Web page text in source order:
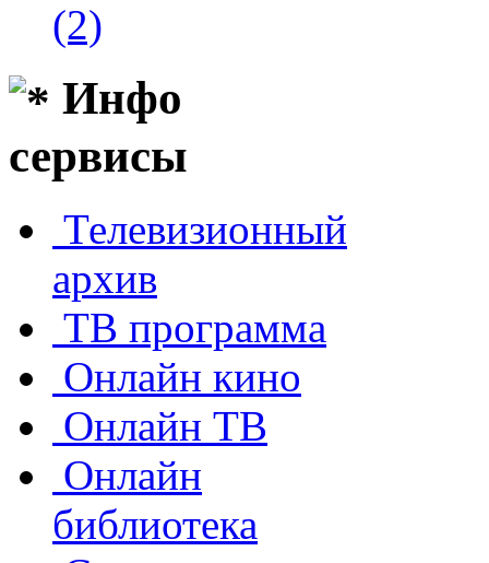
(2)
Инфо
сервисы
Телевизионный
архив
ТВ программа
Онлайн кино
Онлайн ТВ
Онлайн
библиотека